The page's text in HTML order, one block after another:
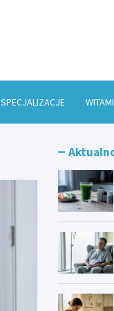
SPECJALIZACJE